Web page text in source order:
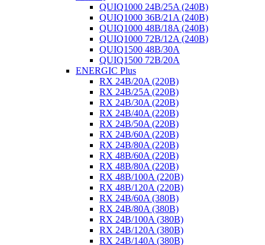
QUIQ1000 24B/25A (240B)
QUIQ1000 36B/21A (240B)
QUIQ1000 48B/18A (240B)
QUIQ1000 72B/12A (240B)
QUIQ1500 48B/30A
QUIQ1500 72B/20A
ENERGIC Plus
RX 24B/20A (220B)
RX 24B/25A (220B)
RX 24B/30A (220B)
RX 24B/40A (220B)
RX 24B/50A (220B)
RX 24B/60A (220B)
RX 24B/80A (220B)
RX 48B/60A (220B)
RX 48B/80A (220B)
RX 48B/100A (220B)
RX 48B/120A (220B)
RX 24B/60A (380B)
RX 24B/80A (380B)
RX 24B/100A (380B)
RX 24B/120A (380B)
RX 24B/140A (380B)